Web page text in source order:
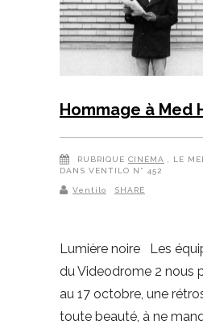
Hommage à Med
RUBRIQUE CINÉMA
, LE
DANS VENTILO N° 452
Ventilo SHARE
Lumière noire Les
du Videodrome 2 nous
au 17 octobre, une
toute beauté, à ne